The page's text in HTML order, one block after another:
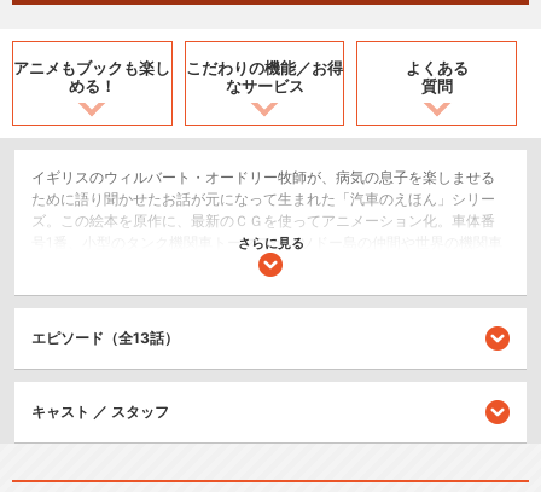
アニメもブックも楽し
める！
こだわりの機能／お得
なサービス
よくある
質問
イギリスのウィルバート・オードリー牧師が、病気の息子を楽しませる
ために語り聞かせたお話が元になって生まれた「汽車のえほん」シリー
ズ。この絵本を原作に、最新のＣＧを使ってアニメーション化。車体番
号1番、小型のタンク機関車トーマスが、ソドー島の仲間や世界の機関車
たちと元気よく駆け回り、活躍する姿を描きます。
キッズ/ファミリー
日常/ほのぼの
ズ1）
さらに見る
エピソード（全13話）
キャスト ／ スタッフ